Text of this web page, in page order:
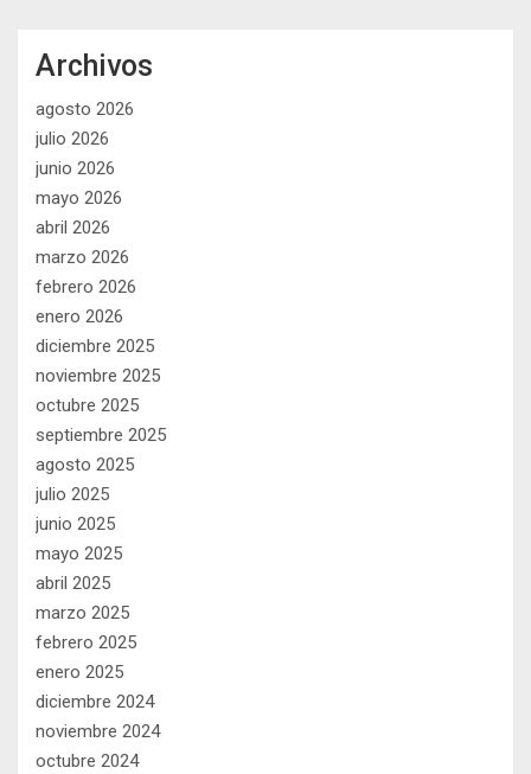
Archivos
agosto 2026
julio 2026
junio 2026
mayo 2026
abril 2026
marzo 2026
febrero 2026
enero 2026
diciembre 2025
noviembre 2025
octubre 2025
septiembre 2025
agosto 2025
julio 2025
junio 2025
mayo 2025
abril 2025
marzo 2025
febrero 2025
enero 2025
diciembre 2024
noviembre 2024
octubre 2024